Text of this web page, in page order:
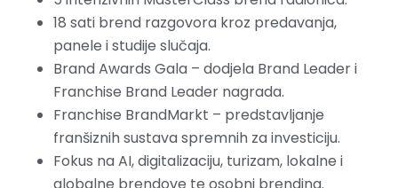
18 sati brend razgovora kroz predavanja,
panele i studije slučaja.
Brand Awards Gala – dodjela Brand Leader i
Franchise Brand Leader nagrada.
Franchise BrandMarkt – predstavljanje
franšiznih sustava spremnih za investiciju.
Fokus na AI, digitalizaciju, turizam, lokalne i